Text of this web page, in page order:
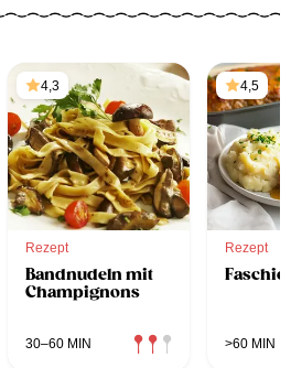
4,3
Rezept
Bandnudeln mit
Champignons
30–60 MIN
4,5
Rezept
>60 MIN